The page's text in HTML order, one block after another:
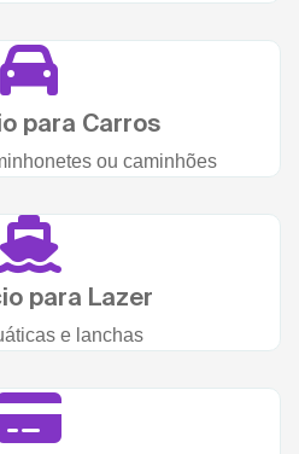
para Carros
ou caminhões
para Lazer
e lanchas